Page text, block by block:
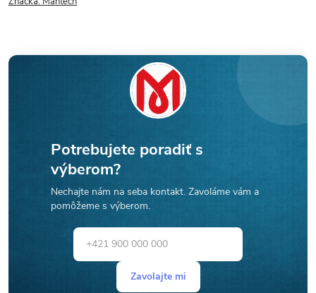
Potrebujete poradiť s
výberom?
Nechajte nám na seba kontakt. Zavoláme vám a
pomôžeme s výberom.
Zavolajte mi